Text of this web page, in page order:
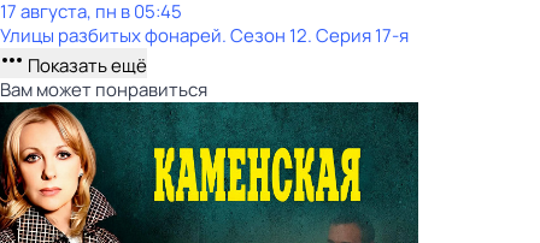
17 августа, пн в 05:45
Улицы разбитых фонарей. Сезон 12. Серия 17-я
Показать ещё
Вам может понравиться